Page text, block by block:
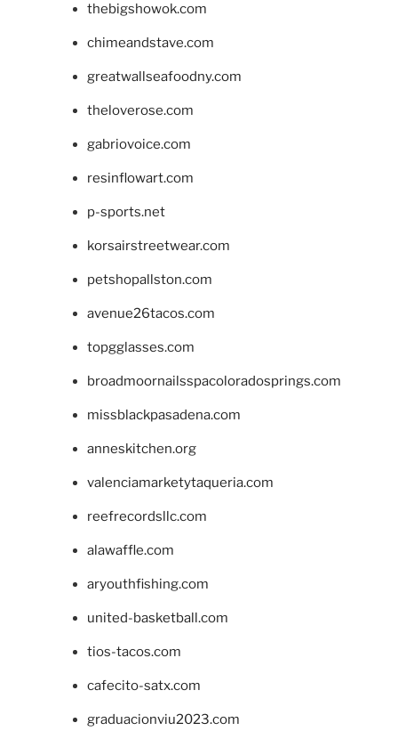
thebigshowok.com
chimeandstave.com
greatwallseafoodny.com
theloverose.com
gabriovoice.com
resinflowart.com
p-sports.net
korsairstreetwear.com
petshopallston.com
avenue26tacos.com
topgglasses.com
broadmoornailsspacoloradosprings.com
missblackpasadena.com
anneskitchen.org
valenciamarketytaqueria.com
reefrecordsllc.com
alawaffle.com
aryouthfishing.com
united-basketball.com
tios-tacos.com
cafecito-satx.com
graduacionviu2023.com